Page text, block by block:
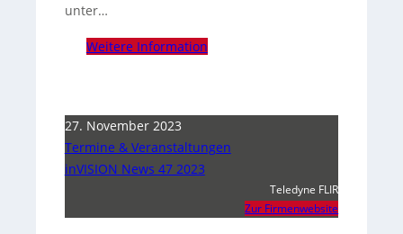
unter…
Weitere Information
27. November 2023
Termine & Veranstaltungen
inVISION News 47 2023
Teledyne FLIR
Zur Firmenwebsite